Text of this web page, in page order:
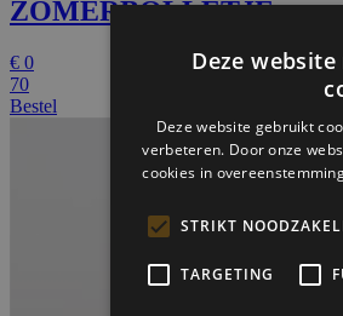
ZOMERBOLLETJE
€ 0
70
Bestel